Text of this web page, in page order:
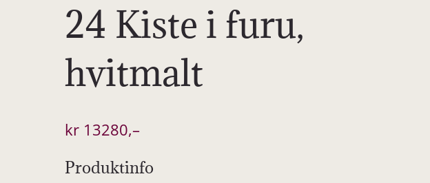
24 Kiste i furu,
hvitmalt
kr 13280,–
Produktinfo